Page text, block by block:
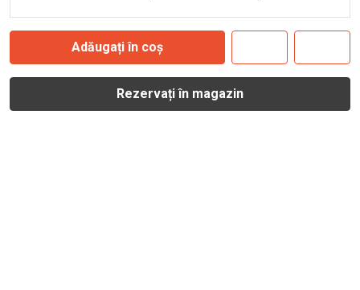
Adăugați în coș
Rezervați în magazin